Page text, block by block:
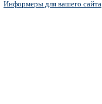
Информеры для вашего сайта